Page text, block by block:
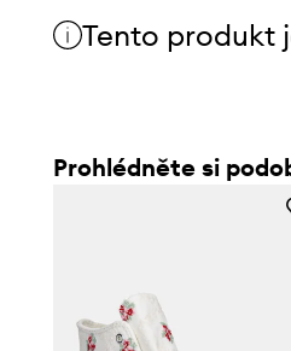
Tento produkt
Prohlédněte si